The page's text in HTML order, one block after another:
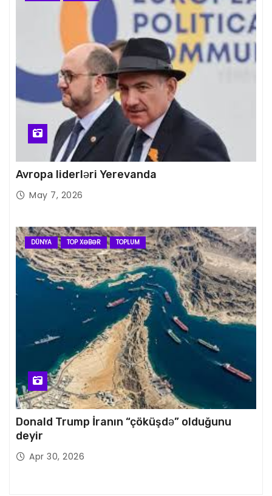
Avropa liderləri Yerevanda
May 7, 2026
DÜNYA TOP XƏBƏR TOPLUM
Donald Trump İranın “çöküşdə” olduğunu
deyir
Apr 30, 2026